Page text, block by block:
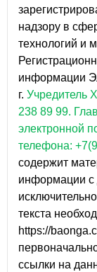
надзору в
технологий и
информации
г. Учредитель
238 89 99.
электронной
телефона:
содержит
информации с
текста
https://
ссылки на